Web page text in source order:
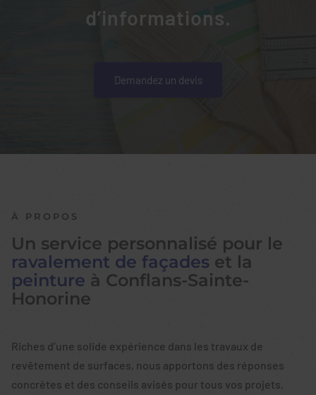
d’informations.
Demandez un devis
À PROPOS
Un service personnalisé pour le
ravalement de façades et la
peinture à Conflans-Sainte-
Honorine
Riches d’une solide expérience dans les travaux de
revêtement de surfaces, nous apportons des réponses
concrètes et des conseils avisés pour tous vos projets.